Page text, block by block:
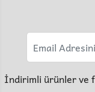
İndirimli ürünler ve